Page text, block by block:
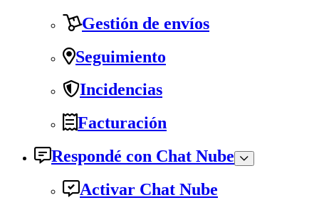
Gestión de envíos
Seguimiento
Incidencias
Facturación
Respondé con Chat Nube
Activar Chat Nube